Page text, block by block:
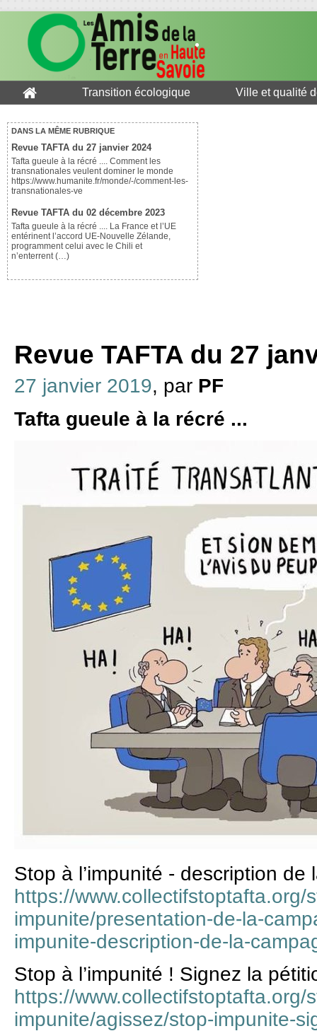
Transition écologique Ville et qualité
DANS LA MÊME RUBRIQUE
Revue TAFTA du 27 janvier 2024
Tafta gueule à la récré .... Comment les
transnationales veulent dominer le monde
https://www.humanite.fr/monde/-/comment-les-
transnationales-ve
Revue TAFTA du 02 décembre 2023
Tafta gueule à la récré .... La France et l’UE
entérinent l’accord UE-Nouvelle Zélande,
programment celui avec le Chili et
n’enterrent (…)
Revue TAFTA du 27
27 janvier 2019, par PF
Tafta gueule à la récré ...
Stop à l’impunité - description de
https://www.collectifstoptafta.org/
impunite/presentation-de-la-
impunite-description-de-la-
Stop à l’impunité ! Signez la
https://www.collectifstoptafta.org/
impunite/agissez/stop-impunite-